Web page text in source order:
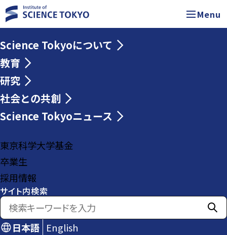
Menu
Science Tokyoについて
教育
研究
社会との共創
Science Tokyoニュース
東京科学大学基金
卒業生
採用情報
サイト内検索
日本語 English